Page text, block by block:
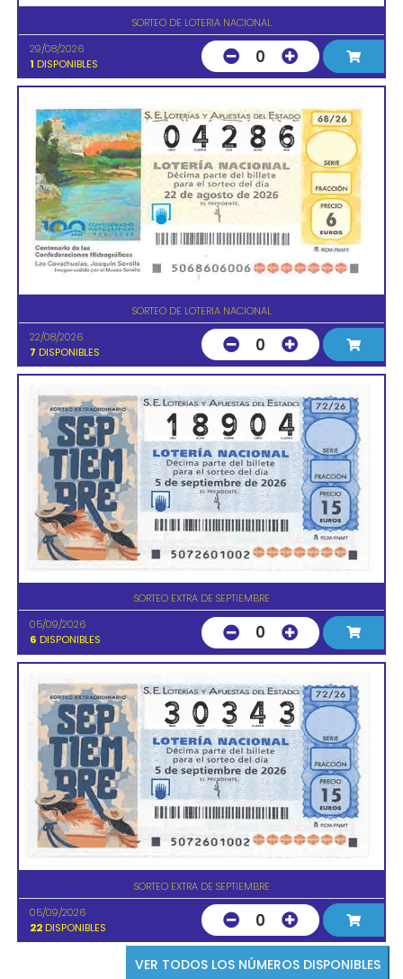
SORTEO DE LOTERIA NACIONAL
29/08/2026
1 DISPONIBLES 0
SORTEO DE LOTERIA NACIONAL
22/08/2026
7 DISPONIBLES 0
SORTEO EXTRA DE SEPTIEMBRE
05/09/2026
6 DISPONIBLES 0
SORTEO EXTRA DE SEPTIEMBRE
05/09/2026
22 DISPONIBLES 0
VER TODOS LOS NÚMEROS DISPONIBLES